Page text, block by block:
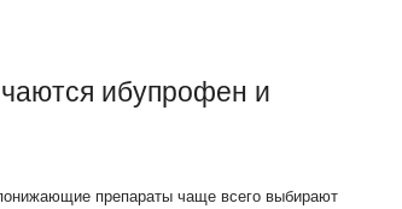
ибупрофен и
препараты чаще всего выбирают